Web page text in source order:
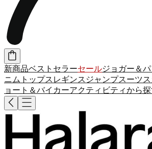
新商品ベストセラーセールジョガー＆
ニム トップス レギンス ジャンプスーツ
ョート＆バイカーアクティビティから